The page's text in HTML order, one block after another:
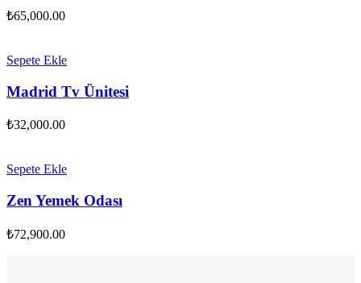
₺65,000.00
Sepete Ekle
Madrid Tv Ünitesi
₺32,000.00
Sepete Ekle
Zen Yemek Odası
₺72,900.00